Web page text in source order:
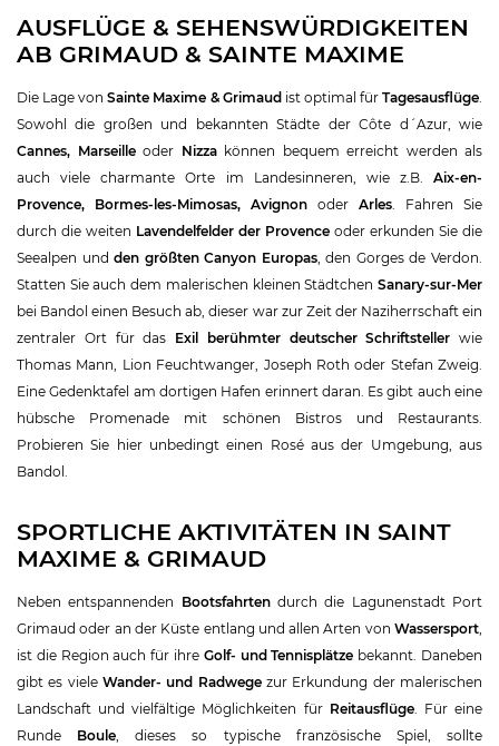
AUSFLÜGE & SEHENSWÜRDIGKEITEN
AB GRIMAUD & SAINTE MAXIME
Die Lage vonSainte Maxime & Grimaud ist optimal fürTagesausflüge.
Sowohl die großen und bekannten Städte der Côte d´Azur, wie
Cannes, Marseilleoder Nizza können bequem erreicht werden als
auch viele charmante Orte im Landesinneren, wie z.B. Aix-en-
Provence, Bormes-les-Mimosas, Avignon oder Arles. Fahren Sie
durch die weiten Lavendelfelder der Provence oder erkunden Sie die
Seealpen undden größten Canyon Europas, den Gorges de Verdon.
Statten Sie auch dem malerischen kleinen Städtchen Sanary-sur-Mer
bei Bandol einen Besuch ab, dieser war zur Zeit der Naziherrschaft ein
zentraler Ort für das Exil berühmter deutscher Schriftsteller wie
Thomas Mann, Lion Feuchtwanger, Joseph Roth oder Stefan Zweig.
Eine Gedenktafel am dortigen Hafen erinnert daran. Es gibt auch eine
hübsche Promenade mit schönen Bistros und Restaurants.
Probieren Sie hier unbedingt einen Rosé aus der Umgebung, aus
Bandol.
SPORTLICHE AKTIVITÄTEN IN SAINT
MAXIME & GRIMAUD
Neben entspannenden Bootsfahrtendurch die Lagunenstadt Port
Grimaud oder an der Küste entlang und allen Arten von Wassersport,
ist die Region auch für ihre Golf- und Tennisplätze bekannt. Daneben
gibt es viele Wander- und Radwegezur Erkundung der malerischen
Landschaft und vielfältige Möglichkeiten für Reitausflüge. Für eine
Runde Boule, dieses so typische französische Spiel, sollte